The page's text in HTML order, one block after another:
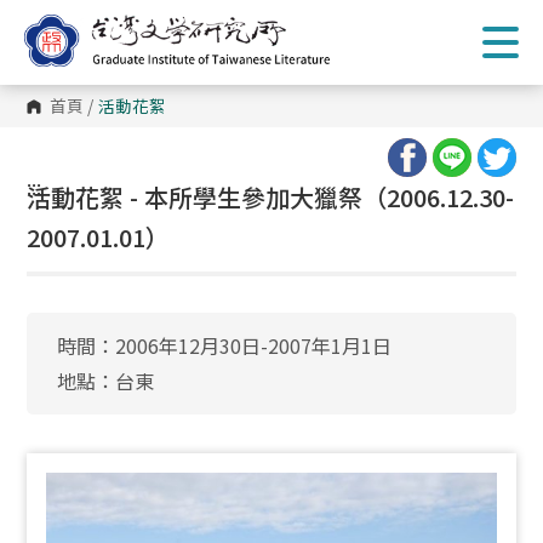
到
主
內
容 首頁 / 活動花絮
:::
活動花絮 - 本所學生參加大獵祭（2006.12.30-
2007.01.01）
時間：2006年12月30日-2007年1月1日
地點：台東